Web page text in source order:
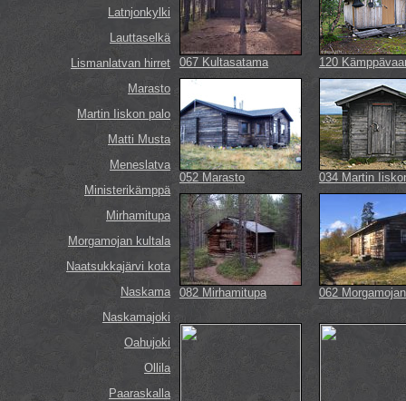
Latnjonkylki
Lauttaselkä
Lismanlatvan hirret
Marasto
Martin Iiskon palo
Matti Musta
Meneslatva
Ministerikämppä
Mirhamitupa
Morgamojan kultala
Naatsukkajärvi kota
Naskama
Naskamajoki
Oahujoki
Ollila
Paaraskalla
067 Kultasatama 120
052 Marasto 034 Martin
082 Mirhamitupa 062